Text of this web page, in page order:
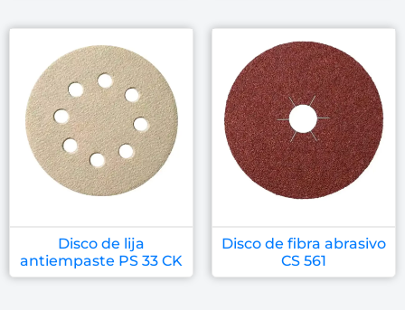
Disco de lija
antiempaste PS 33 CK
Disco de fibra abrasivo
CS 561